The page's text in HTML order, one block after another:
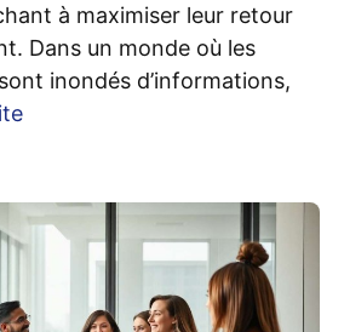
à maximiser leur retour
Dans un monde où les
inondés d’informations,